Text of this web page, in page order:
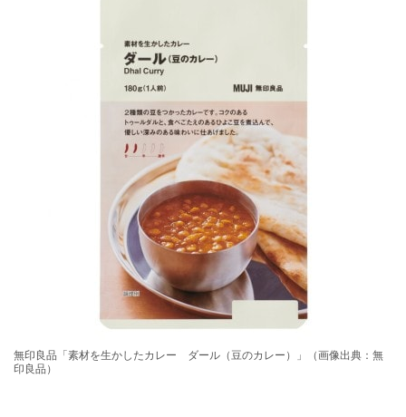
無印良品「素材を生かしたカレー ダール（豆のカレー）」（画像出典：無
印良品）